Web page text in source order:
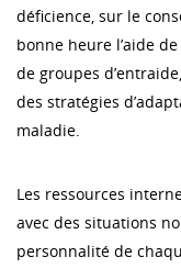
déficience, sur le
bonne heure l’aide
de groupes
des stratégies
maladie.
Les ressources
avec des situations
personnalité de